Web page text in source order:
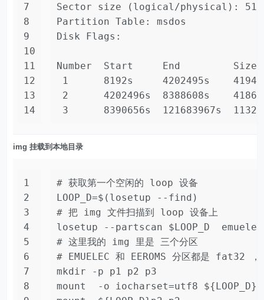
7
8
9
10
11
12
13
14
Sector size (logical/physical):
Partition Table: msdos
Disk Flags:
Number  Start     End
1      8192s     4202495s
2      4202496s  8388608s
3      8390656s  121683967s
img 挂载到本地目录
1
2
3
4
5
6
7
8
# 获取第一个空闲的 loop 设备
LOOP_D=$(losetup --find)
# 把 img 文件扫描到 loop 设备上
losetup --partscan $LOOP_D
# 这里我的 img 里是 三个分区
# EMUELEC 和 EEROMS 分区都是 fat32
mkdir -p p1 p2 p3
mount  -o iocharset=utf8 ${LOOP_D}